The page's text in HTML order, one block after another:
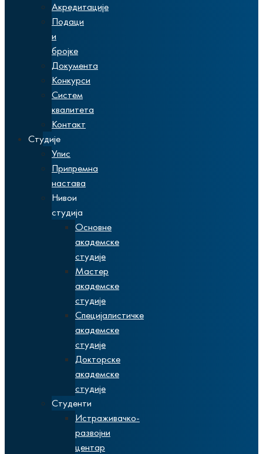
Акредитације
Подаци
и
бројке
Документа
Конкурси
Систем
квалитета
Контакт
Студије
Упис
Припремна
настава
Нивои
студија
Основне
академске
студије
Мастер
академске
студије
Специјалистичке
академске
студије
Докторске
академске
студије
Студенти
Истраживачко-
развојни
центар